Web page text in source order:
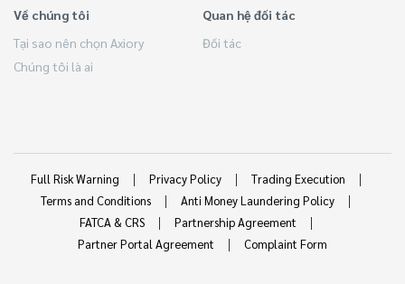
Về chúng tôi
Tại sao nên chọn Axiory
Chúng tôi là ai
Quan hệ đối tác
Đối tác
Full Risk Warning Privacy Policy
Trading Execution
Terms and Conditions
Anti Money Laundering Policy
FATCA & CRS
Partnership Agreement
Partner Portal Agreement
Complaint Form